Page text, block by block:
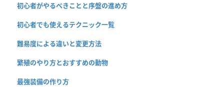
初心者がやるべきことと序盤の進め方
初心者でも使えるテクニック一覧
難易度による違いと変更方法
繁殖のやり方とおすすめの動物
最強装備の作り方